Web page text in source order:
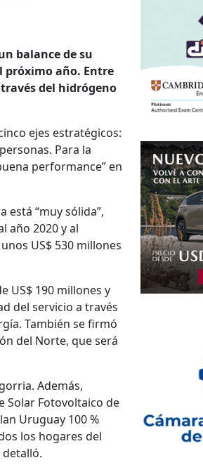
balance de su
próximo año. Entre
del hidrógeno
ejes estratégicos:
Para la
performance” en
está “muy sólida”,
año 2020 y al
US$ 530 millones
US$ 190 millones y
del servicio a través
También se firmó
del Norte, que será
Además,
Solar Fotovoltaico de
Uruguay 100 %
los hogares del